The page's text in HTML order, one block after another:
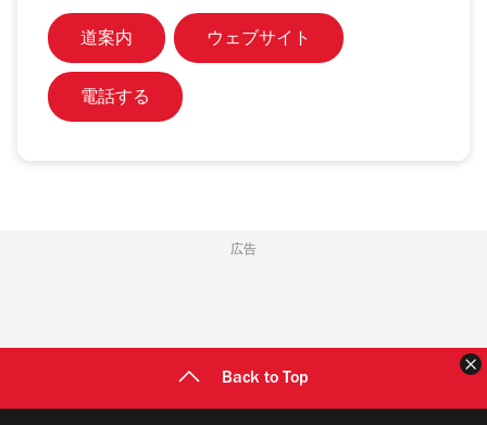
道案内 ウェブサイト
電話する
広告
Back to Top